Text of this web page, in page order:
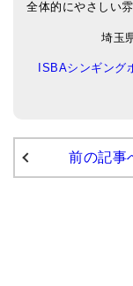
オンラインショップ
アマナマナのシンギ
チベット・シン
全体的にやさしい
埼玉
ISBAシンギング
前の記事